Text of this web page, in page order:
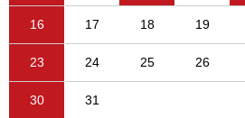
16 17 18 19
23 24 25 26
30 31